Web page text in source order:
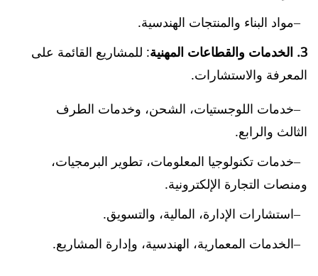
مواد البناء والمنتجات الهندسية.
3. الخدمات والقطاعات المهنية
: للمشاريع القائمة على
المعرفة والاستشارات.
خدمات اللوجستيات، الشحن، وخدمات الطرف
الثالث والرابع.
خدمات تكنولوجيا المعلومات، تطوير البرمجيات،
ومنصات التجارة الإلكترونية.
استشارات الإدارة، المالية، والتسويق.
الخدمات المعمارية، الهندسية، وإدارة المشاريع.